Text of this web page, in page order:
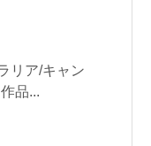
リア/キャン
品...